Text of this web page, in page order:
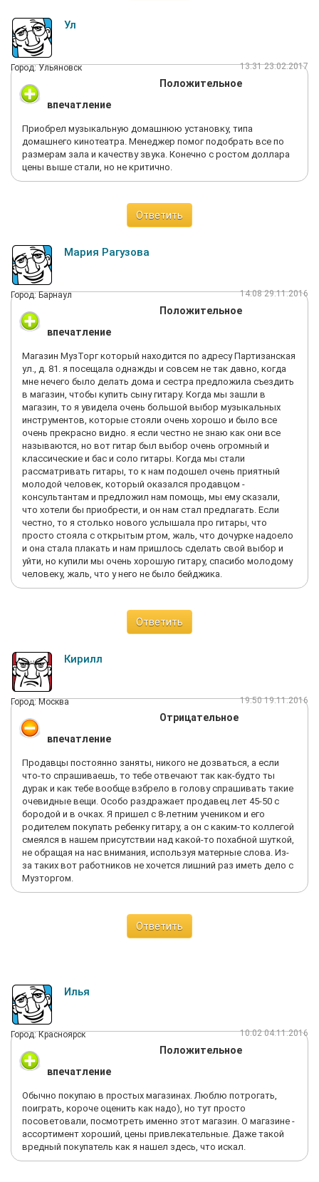
Ул
Город: Ульяновск 13:31 23.02.2017
Положительное
впечатление
Приобрел музыкальную домашнюю установку, типа
домашнего кинотеатра. Менеджер помог подобрать все по
размерам зала и качеству звука. Конечно с ростом доллара
цены выше стали, но не критично.
Ответить
Мария Рагузова
Город: Барнаул 14:08 29.11.2016
Положительное
впечатление
Магазин МузТорг который находится по адресу Партизанская
ул., д. 81. я посещала однажды и совсем не так давно, когда
мне нечего было делать дома и сестра предложила съездить
в магазин, чтобы купить сыну гитару. Когда мы зашли в
магазин, то я увидела очень большой выбор музыкальных
инструментов, которые стояли очень хорошо и было все
очень прекрасно видно. я если честно не знаю как они все
называются, но вот гитар был выбор очень огромный и
классические и бас и соло гитары. Когда мы стали
рассматривать гитары, то к нам подошел очень приятный
молодой человек, который оказался продавцом -
консультантам и предложил нам помощь, мы ему сказали,
что хотели бы приобрести, и он нам стал предлагать. Если
честно, то я столько нового услышала про гитары, что
просто стояла с открытым ртом, жаль, что дочурке надоело
и она стала плакать и нам пришлось сделать свой выбор и
уйти, но купили мы очень хорошую гитару, спасибо молодому
человеку, жаль, что у него не было бейджика.
Ответить
Кирилл
Город: Москва 19:50 19.11.2016
Отрицательное
впечатление
Продавцы постоянно заняты, никого не дозваться, а если
что-то спрашиваешь, то тебе отвечают так как-будто ты
дурак и как тебе вообще взбрело в голову спрашивать такие
очевидные вещи. Особо раздражает продавец лет 45-50 с
бородой и в очках. Я пришел с 8-летним учеником и его
родителем покупать ребенку гитару, а он с каким-то коллегой
смеялся в нашем присутствии над какой-то похабной шуткой,
не обращая на нас внимания, используя матерные слова. Из-
за таких вот работников не хочется лишний раз иметь дело с
Музторгом.
Ответить
Илья
Город: Красноярск 10:02 04.11.2016
Положительное
впечатление
Обычно покупаю в простых магазинах. Люблю потрогать,
поиграть, короче оценить как надо), но тут просто
посоветовали, посмотреть именно этот магазин. О магазине -
ассортимент хороший, цены привлекательные. Даже такой
вредный покупатель как я нашел здесь, что искал.